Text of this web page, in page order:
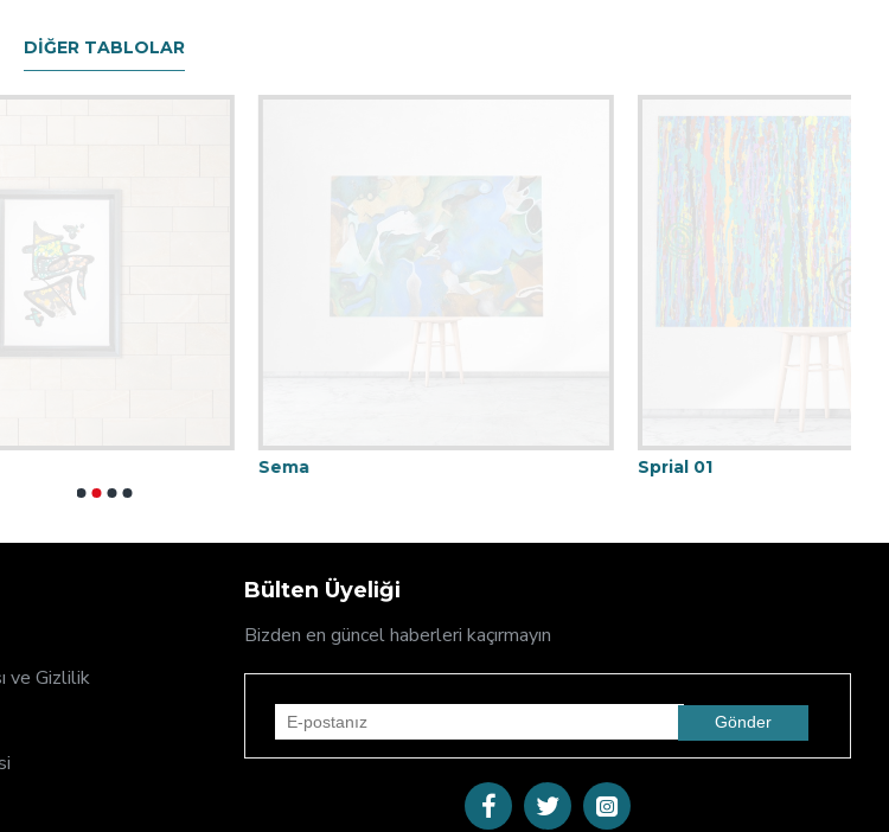
DIĞER TABLOLAR
ve Gizlilik
Bülten Üyeliği
Bizden en güncel haberleri kaçırmayın